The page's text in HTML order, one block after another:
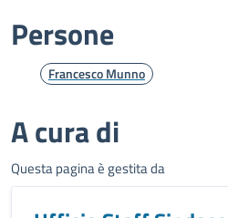
Persone
Francesco Munno
A cura di
Questa pagina è gestita da